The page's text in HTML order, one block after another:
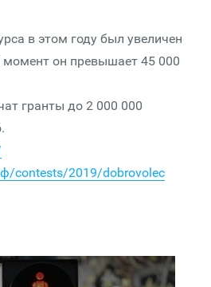
в этом году был увеличен
он превышает 45 000
гранты до 2 000 000
contests/2019/dobrovolec